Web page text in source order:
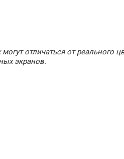
отличаться от реального
экранов.